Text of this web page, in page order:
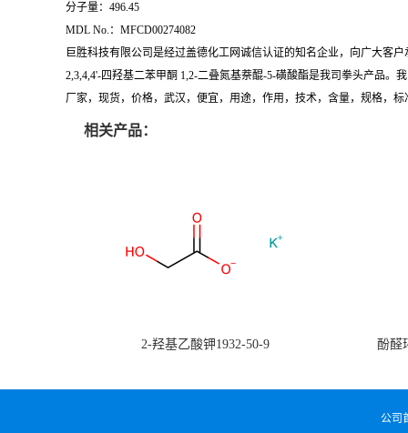
分子量：496.45
MDL No.：MFCD00274082
巨胜科技有限公司是经过盖德化工网诚信认证的知名企业，向广大客
2,3,4,4'-四羟基二苯甲酮 1,2-二叠氮基萘醌-5-磺酸酯是我司拳头产品
厂家，现货，价格，武汉，便宜，用途，作用，技术，含量，规格，
相关产品：
2-羟基乙酸钾1932-50-9 酚醛
公司